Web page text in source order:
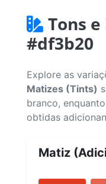
Tons
#df3b20
Explore as
Matizes (Tints)
branco, enquanto
obtidas
Matiz